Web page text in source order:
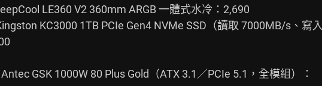
LE360 V2 360mm ARGB 一體式水冷：2,690
KC3000 1TB PCIe Gen4 NVMe SSD（讀取 7000MB/s、寫入
GSK 1000W 80 Plus Gold（ATX 3.1／PCIe 5.1，全模組）：